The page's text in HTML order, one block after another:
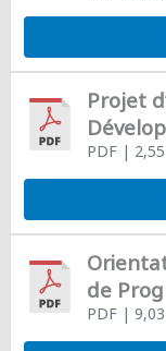
Projet
PDF| 2,55
de
PDF| 9,03